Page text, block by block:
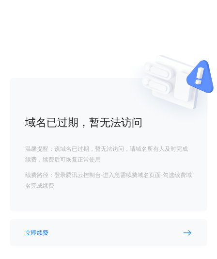
域名已过期，暂无法访问
温馨提醒：该域名已过期，暂无法访问，请域名所有人及时完成
续费，续费后可恢复正常使用
续费路径：登录腾讯云控制台-进入急需续费域名页面-勾选续费域
名完成续费
立即续费